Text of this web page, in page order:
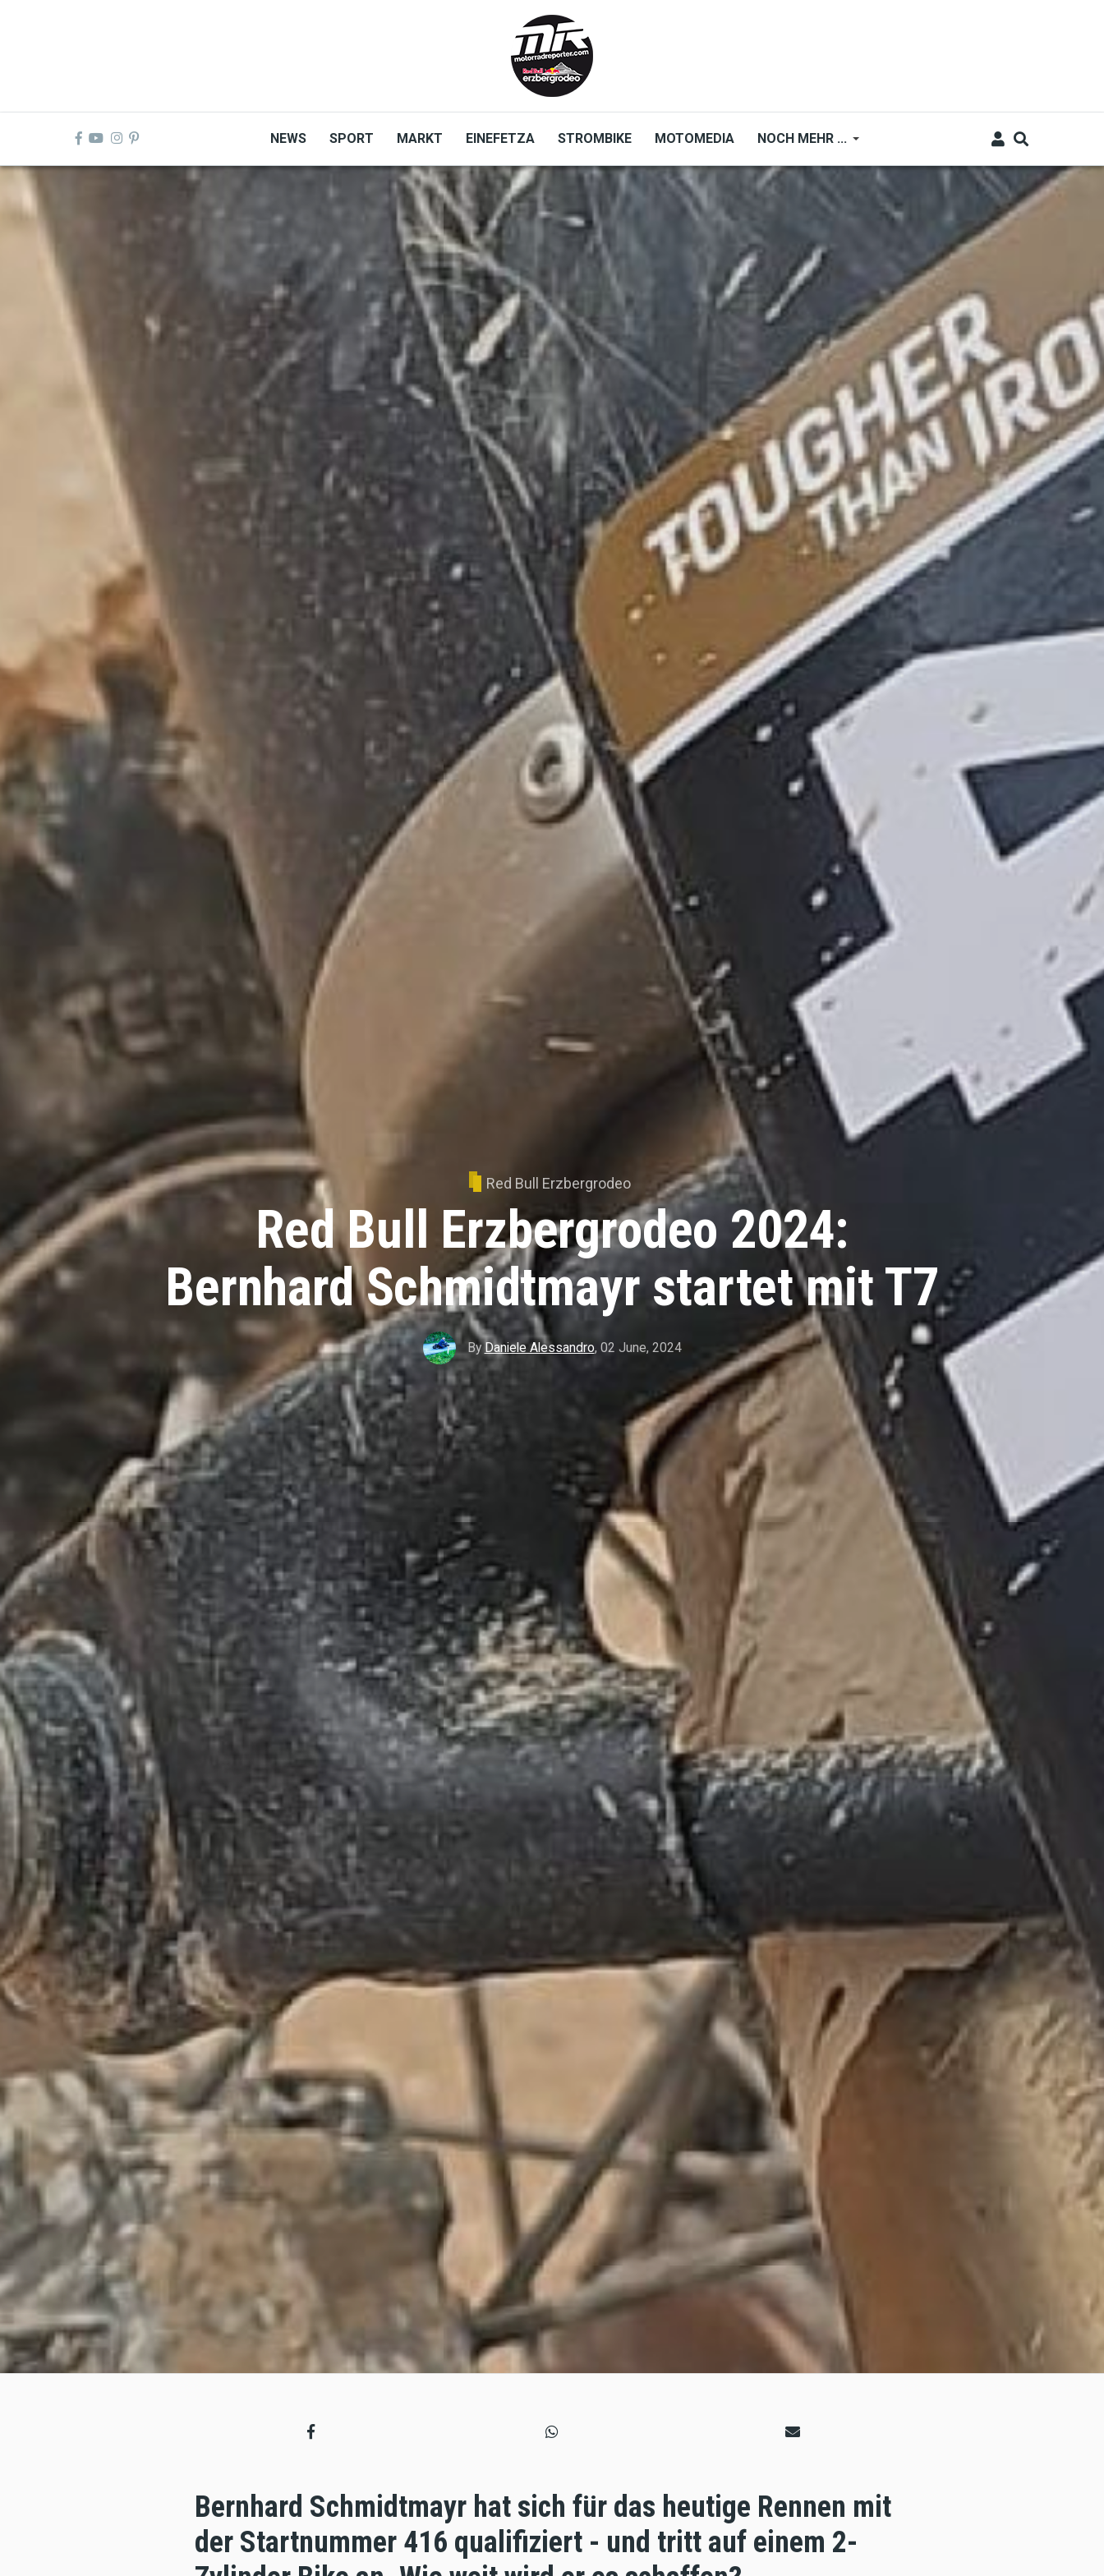
NEWS SPORT MARKT EINEFETZA STROMBIKE MOTOMEDIA NOCH MEHR ...
Red Bull Erzbergrodeo
Red Bull Erzbergrodeo 2024:
Bernhard Schmidtmayr startet mit T7
By Daniele Alessandro, 02 June, 2024
Bernhard Schmidtmayr hat sich für das heutige Rennen mit
der Startnummer 416 qualifiziert - und tritt auf einem 2-